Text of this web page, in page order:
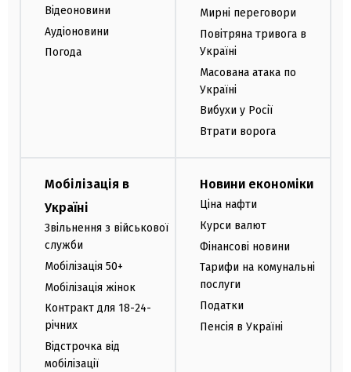
Відеоновини
Аудіоновини
Погода
Мирні переговори
Повітряна тривога в
Україні
Масована атака по
Україні
Вибухи у Росії
Втрати ворога
Мобілізація в
Україні
Звільнення з військової
служби
Мобілізація 50+
Мобілізація жінок
Контракт для 18-24-
річних
Відстрочка від
мобілізації
Новини економіки
Ціна нафти
Курси валют
Фінансові новини
Тарифи на комунальні
послуги
Податки
Пенсія в Україні